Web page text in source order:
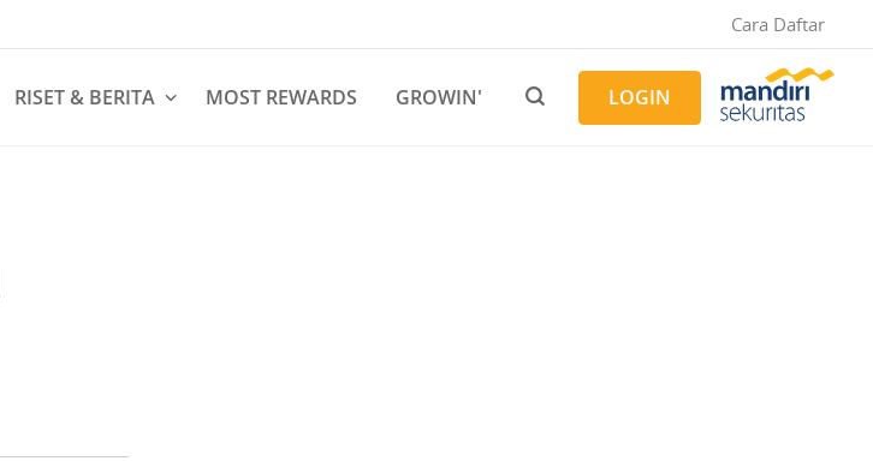
LOGIN
RISET & BERITA MOST REWARDS GROWIN'
Cara Daftar